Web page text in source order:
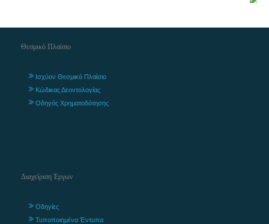
Θεσμικό Πλαίσιο
Ισχύον Θεσμικό Πλαίσιο
Κώδικας Δεοντολογίας
Οδηγός Χρηματοδότησης
Διαχείριση Έργων
Οδηγίες
Τυποποιημένα Έντυπα